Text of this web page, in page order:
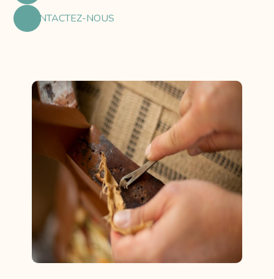
CONTACTEZ-NOUS